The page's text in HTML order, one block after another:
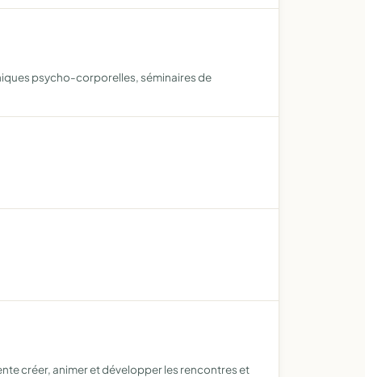
psycho-corporelles, séminaires de
créer, animer et développer les rencontres et